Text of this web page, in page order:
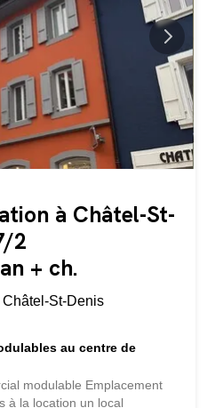
Locaux transformables Le
et transformable au
créer l’agencement idéal
espace de vente, showroom,
avec la réglementation en
autorisations...
à Châtel-St-
2
+ ch.
St-Denis
au centre de
modulable Emplacement
à la location un local